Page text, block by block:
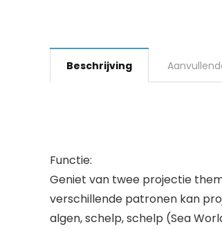
Beschrijving
Functie:
Geniet van twee projectie
verschillende patronen kan
algen, schelp, schelp (Sea